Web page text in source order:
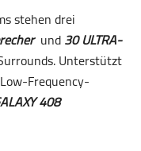
stehen drei
und30 ULTRA-
Unterstützt
Frequency-
408